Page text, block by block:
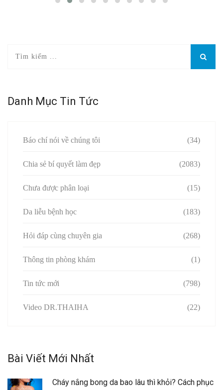
Danh Mục Tin Tức
Báo chí nói về chúng tôi (34)
Chia sẻ bí quyết làm đẹp (2083)
Chưa được phân loại (15)
Da liễu bệnh học (183)
Hỏi đáp cùng chuyên gia (268)
Thông tin phòng khám (1)
Tin tức mới (798)
Video DR.THAIHA (22)
Bài Viết Mới Nhất
Cháy nắng bong da bao lâu thì khỏi? Cách phục